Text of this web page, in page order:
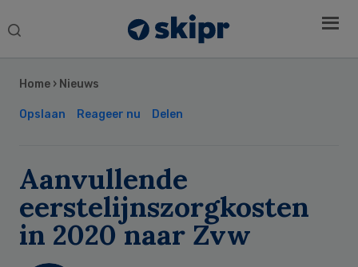
Search
Home › Nieuws
Opslaan Reageer nu Delen
Aanvullende
eerstelijnszorgkosten
in 2020 naar Zvw
Sidebar